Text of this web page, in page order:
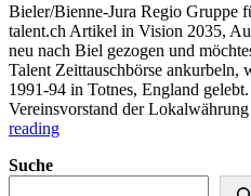
Bieler/Bienne-Jura Regio Gruppe
talent.ch Artikel in Vision 2035,
neu nach Biel gezogen und
Talent Zeittauschbörse ankurbeln,
1991-94 in Totnes, England
Vereinsvorstand der
reading“Talent
Suche